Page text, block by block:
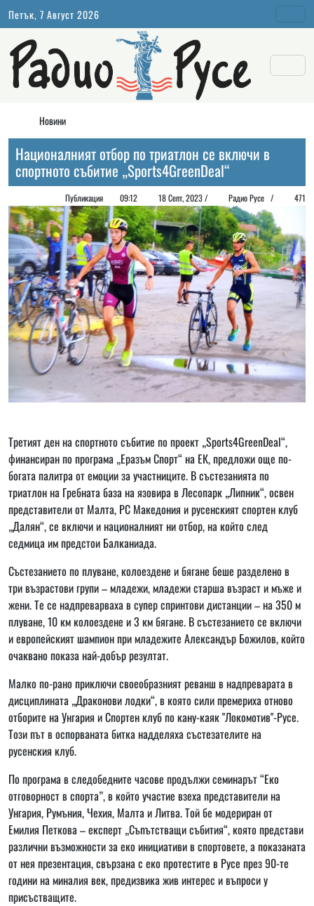
Петък, 7 Август 2026
Новини
Националният отбор по триатлон се включи в
спортното събитие „Sports4GreenDeal“
Публикация 09:12 18 Септ, 2023 / Радио Русе / 471
Третият ден на спортното събитие по проект „Sports4GreenDeal“,
финансиран по програма „Еразъм Спорт“ на ЕК, предложи още по-
богата палитра от емоции за участниците. В състезанията по
триатлон на Гребната база на язовира в Лесопарк „Липник“, освен
представители от Малта, РС Македония и русенският спортен клуб
„Далян“, се включи и националният ни отбор, на който след
седмица им предстои Балканиада.
Състезанието по плуване, колоездене и бягане беше разделено в
три възрастови групи – младежи, младежи старша възраст и мъже и
жени. Те се надпреварваха в супер спринтови дистанции – на 350 м
плуване, 10 км колоездене и 3 км бягане. В състезанието се включи
и европейският шампион при младежите Александър Божилов, който
очаквано показа най-добър резултат.
Малко по-рано приключи своеобразният реванш в надпреварата в
дисциплината „Драконови лодки“, в която сили премериха отново
отборите на Унгария и Спортен клуб по кану-каяк "Локомотив"-Русе.
Този път в оспорваната битка надделяха състезателите на
русенския клуб.
По програма в следобедните часове продължи семинарът “Еко
отговорност в спорта”, в който участие взеха представители на
Унгария, Румъния, Чехия, Малта и Литва. Той бе модериран от
Емилия Петкова – експерт „Съпътстващи събития“, която представи
различни възможности за еко инициативи в спортовете, а показаната
от нея презентация, свързана с еко протестите в Русе през 90-те
години на миналия век, предизвика жив интерес и въпроси у
присъстващите.